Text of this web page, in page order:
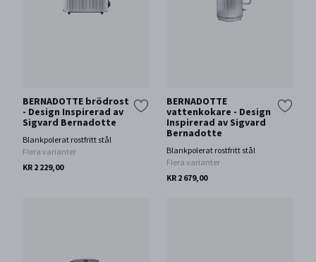
BERNADOTTE brödrost
- Design Inspirerad av
Sigvard Bernadotte
Blankpolerat rostfritt stål
Flera varianter
KR 2 229,00
BERNADOTTE
vattenkokare - Design
Inspirerad av Sigvard
Bernadotte
Blankpolerat rostfritt stål
Flera varianter
KR 2 679,00